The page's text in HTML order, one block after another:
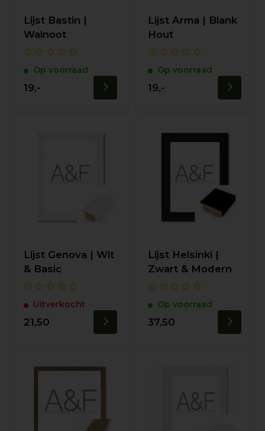
Lijst Bastin |
Walnoot
Op voorraad
19,-
Lijst Arma | Blank
Hout
Op voorraad
19,-
Lijst Genova | Wit
& Basic
Uitverkocht
21,50
Lijst Helsinki |
Zwart & Modern
Op voorraad
37,50